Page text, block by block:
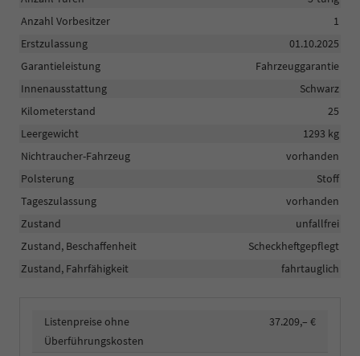
Anzahl Vorbesitzer
1
Erstzulassung
01.10.2025
Garantieleistung
Fahrzeuggarantie
Innenausstattung
Schwarz
Kilometerstand
25
Leergewicht
1293 kg
Nichtraucher-Fahrzeug
vorhanden
Polsterung
Stoff
Tageszulassung
vorhanden
Zustand
unfallfrei
Zustand, Beschaffenheit
Scheckheftgepflegt
Zustand, Fahrfähigkeit
fahrtauglich
Listenpreise ohne
Überführungskosten
37.209,– €